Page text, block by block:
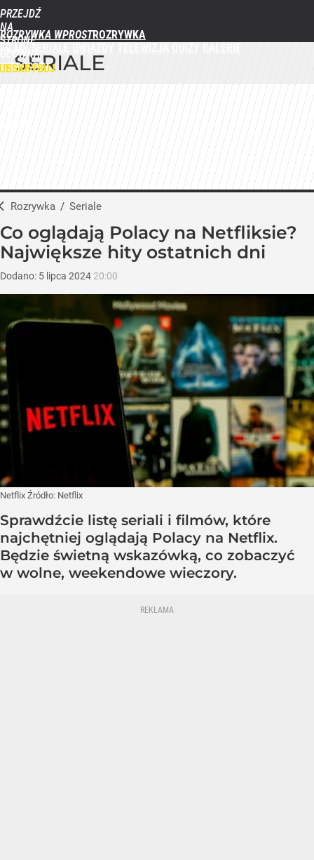
PRZEJDŹ
NA
STRONĘ
GŁÓWNĄ
WPROST.PL
ROZRYWKA WPROST
SERIALE
Rozrywka / Seriale
Co oglądają Polacy na Netfliksie?
Największe hity ostatnich dni
Dodano: 5 lipca 2024 20:00
Netflix Źródło: Netflix
Sprawdźcie listę seriali i filmów, które
najchętniej oglądają Polacy na Netflix.
Będzie świetną wskazówką, co zobaczyć
w wolne, weekendowe wieczory.